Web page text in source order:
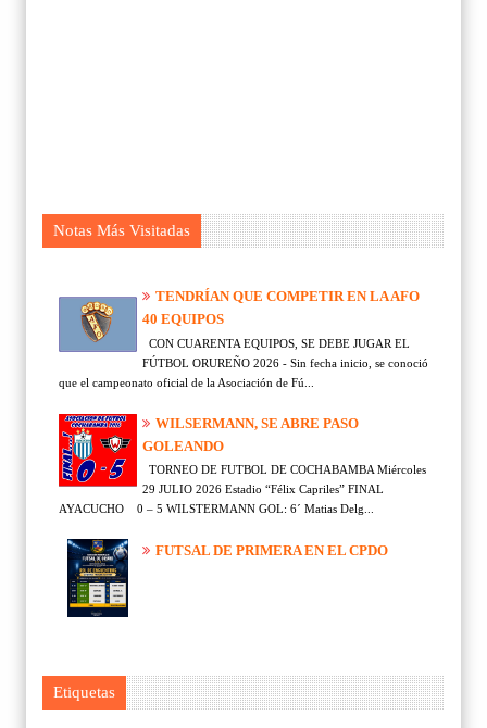
Notas Más Visitadas
TENDRÍAN QUE COMPETIR EN LA AFO
40 EQUIPOS
CON CUARENTA EQUIPOS, SE DEBE JUGAR EL
FÚTBOL ORUREÑO 2026 - Sin fecha inicio, se conoció
que el campeonato oficial de la Asociación de Fú...
WILSERMANN, SE ABRE PASO
GOLEANDO
TORNEO DE FUTBOL DE COCHABAMBA Miércoles
29 JULIO 2026 Estadio “Félix Capriles” FINAL
AYACUCHO 0 – 5 WILSTERMANN GOL: 6´ Matias Delg...
FUTSAL DE PRIMERA EN EL CPDO
Etiquetas